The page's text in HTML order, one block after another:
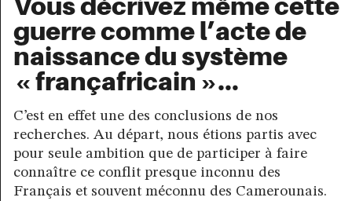
guerre comme l’acte de
naissance du système
« françafricain »…
C’est en effet une des conclusions de nos
recherches. Au départ, nous étions partis avec
pour seule ambition que de participer à faire
connaître ce conflit presque inconnu des
Français et souvent méconnu des Camerounais.